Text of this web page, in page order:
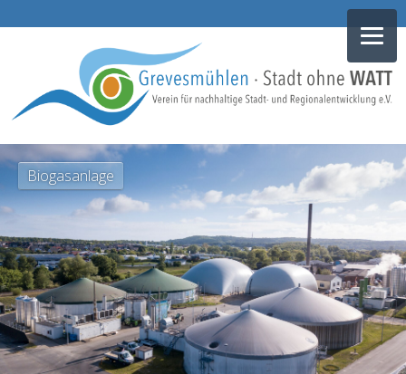
NAVIGATION
ÜBERSPRINGEN
Biogasanlage